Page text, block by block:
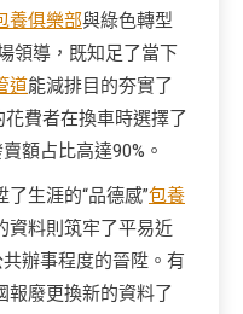
養俱樂部與綠色轉型
領導，既知足了當下
道能減排目的夯實了
費者在換車時選擇了
額占比高達90%。
生涯的“品德感”包養
資料則筑牢了平易近
辦事程度的晉陞。有
報廢更換新的資料了